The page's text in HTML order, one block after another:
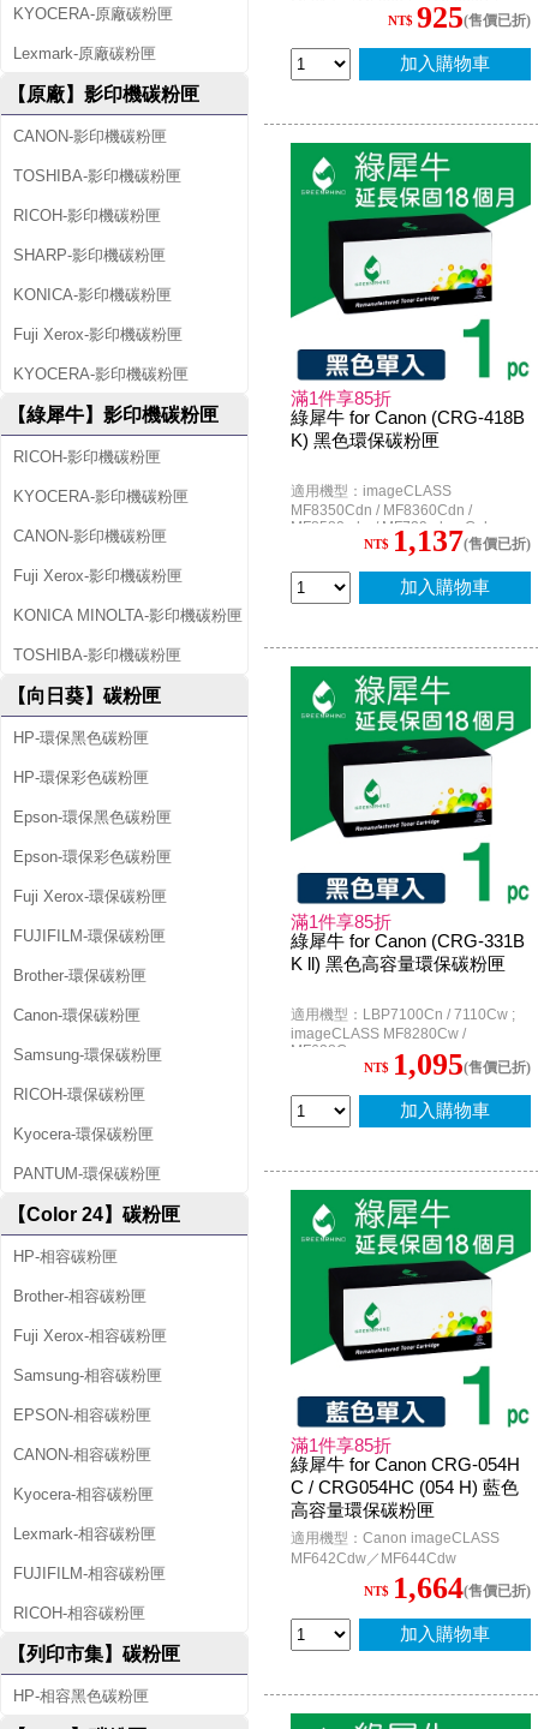
KYOCERA-原廠碳粉匣
Lexmark-原廠碳粉匣
【原廠】影印機碳粉匣
CANON-影印機碳粉匣
TOSHIBA-影印機碳粉匣
RICOH-影印機碳粉匣
SHARP-影印機碳粉匣
KONICA-影印機碳粉匣
Fuji Xerox-影印機碳粉匣
KYOCERA-影印機碳粉匣
【綠犀牛】影印機碳粉匣
RICOH-影印機碳粉匣
KYOCERA-影印機碳粉匣
CANON-影印機碳粉匣
Fuji Xerox-影印機碳粉匣
KONICA MINOLTA-影印機碳粉匣
TOSHIBA-影印機碳粉匣
【向日葵】碳粉匣
HP-環保黑色碳粉匣
HP-環保彩色碳粉匣
Epson-環保黑色碳粉匣
Epson-環保彩色碳粉匣
Fuji Xerox-環保碳粉匣
FUJIFILM-環保碳粉匣
Brother-環保碳粉匣
Canon-環保碳粉匣
Samsung-環保碳粉匣
RICOH-環保碳粉匣
Kyocera-環保碳粉匣
PANTUM-環保碳粉匣
【Color 24】碳粉匣
HP-相容碳粉匣
Brother-相容碳粉匣
Fuji Xerox-相容碳粉匣
Samsung-相容碳粉匣
EPSON-相容碳粉匣
CANON-相容碳粉匣
Kyocera-相容碳粉匣
Lexmark-相容碳粉匣
FUJIFILM-相容碳粉匣
RICOH-相容碳粉匣
【列印市集】碳粉匣
HP-相容黑色碳粉匣
MF217w / MF222dw / MF223D /
MF224dw / MF226DN / MF229dw /
MF236n / MF244dw；LBP 6230SE
NT$ 925(售價已折)
加入購物車
滿1件享85折
綠犀牛 for Canon (CRG-418B
K) 黑色環保碳粉匣
適用機型：imageCLASS
MF8350Cdn / MF8360Cdn /
MF8580cdw / MF729cdw ; Color
imageCLASS MF726cdw
NT$ 1,137(售價已折)
加入購物車
滿1件享85折
綠犀牛 for Canon (CRG-331B
K ll) 黑色高容量環保碳粉匣
適用機型：LBP7100Cn / 7110Cw ;
imageCLASS MF8280Cw /
MF628Cw
NT$ 1,095(售價已折)
加入購物車
滿1件享85折
綠犀牛 for Canon CRG-054H
C / CRG054HC (054 H) 藍色
高容量環保碳粉匣
適用機型：Canon imageCLASS
MF642Cdw／MF644Cdw
NT$ 1,664(售價已折)
加入購物車